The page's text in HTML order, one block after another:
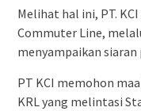
Melihat hal ini, PT.
Commuter Line,
menyampaikan siaran
PT KCI memohon
KRL yang melintasi